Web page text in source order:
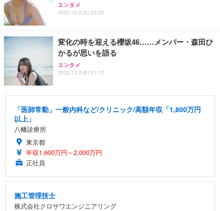
エンタメ
2022.12.2(金) 22:25
変化の時を迎える櫻坂46……メンバー・森田ひ
かるが思いを語る
エンタメ
2022.12.2(金) 21:17
「医師常勤」一般内科など/クリニック/高額年収「1,800万円
以上」
八幡診療所
東京都
年収1,600万円～2,000万円
正社員
施工管理技士
株式会社クロサワエンジニアリング